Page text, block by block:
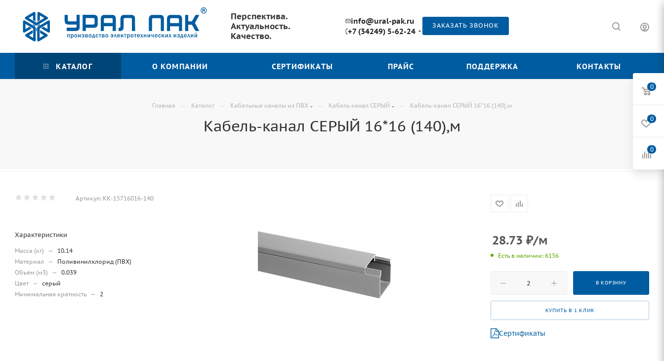
Перспектива.
Актуальность.
Качество.
info@ural-pak.ru
+7 (34249) 5-62-24
ЗАКАЗАТЬ ЗВОНОК
КАТАЛОГ О КОМПАНИИ СЕРТИФИКАТЫ ПРАЙС ПОДДЕРЖКА КОНТАКТЫ
Главная — Каталог — Кабельные каналы из ПВХ — Кабель канал СЕРЫЙ — Кабель-канал СЕРЫЙ 16*16 (140),м
Кабель-канал СЕРЫЙ 16*16 (140),м
Артикул: КК-15716016-140
Характеристики
Масса (кг) —
10.14
Материал
—
Поливинилхлорид (ПВХ)
Объём (м3)
— 0.039
Цвет — серый
Минимальная кратность — 2
28.73 ₽/м
Есть в наличии: 6156
В КОРЗИНУ
КУПИТЬ В 1 КЛИК
Сертификаты
0
0
0